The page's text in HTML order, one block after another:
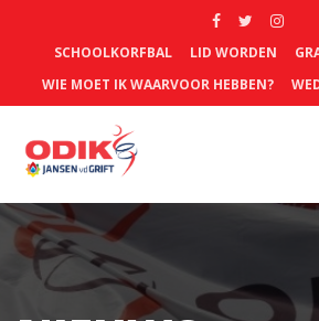
SCHOOLKORFBAL LID WORDEN
WIE MOET IK WAARVOOR HEBBEN?